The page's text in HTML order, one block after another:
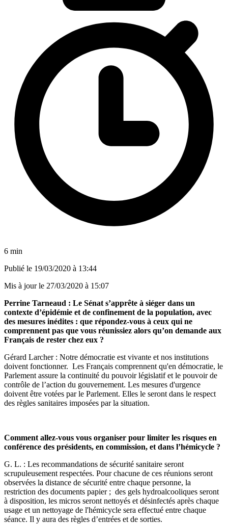
6 min
Publié le 19/03/2020 à 13:44
Mis à jour le 27/03/2020 à 15:07
Perrine Tarneaud : Le Sénat s’apprête à siéger dans un
contexte d’épidémie et de confinement de la population, avec
des mesures inédites : que répondez-vous à ceux qui ne
comprennent pas que vous réunissiez alors qu’on demande aux
Français de rester chez eux ?
Gérard Larcher : Notre démocratie est vivante et nos institutions
doivent fonctionner. Les Français comprennent qu'en démocratie, le
Parlement assure la continuité du pouvoir législatif et le pouvoir de
contrôle de l’action du gouvernement. Les mesures d'urgence
doivent être votées par le Parlement. Elles le seront dans le respect
des règles sanitaires imposées par la situation.
Comment allez-vous vous organiser pour limiter les risques en
conférence des présidents, en commission, et dans l’hémicycle ?
G. L. : Les recommandations de sécurité sanitaire seront
scrupuleusement respectées. Pour chacune de ces réunions seront
observées la distance de sécurité entre chaque personne, la
restriction des documents papier ; des gels hydroalcooliques seront
à disposition, les micros seront nettoyés et désinfectés après chaque
usage et un nettoyage de l'hémicycle sera effectué entre chaque
séance. Il y aura des règles d’entrées et de sorties.